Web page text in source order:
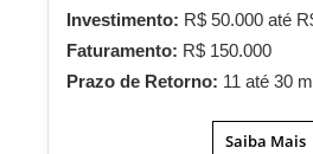
Investimento: R$ 50.000 até
Faturamento: R$ 150.000
Prazo de Retorno: 11 até 30
Saiba Mais